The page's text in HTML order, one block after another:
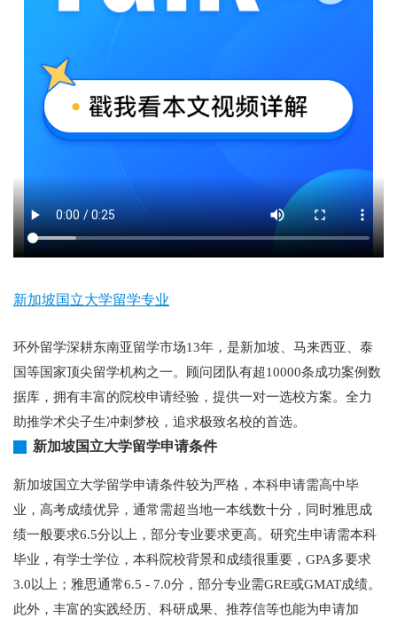
新加坡国立大学留学专业
环外留学深耕东南亚留学市场13年，是新加坡、马来西亚、泰
国等国家顶尖留学机构之一。顾问团队有超10000条成功案例数
据库，拥有丰富的院校申请经验，提供一对一选校方案。全力
助推学术尖子生冲刺梦校，追求极致名校的首选。
新加坡国立大学留学申请条件
新加坡国立大学留学申请条件较为严格，本科申请需高中毕
业，高考成绩优异，通常需超当地一本线数十分，同时雅思成
绩一般要求6.5分以上，部分专业要求更高。研究生申请需本科
毕业，有学士学位，本科院校背景和成绩很重要，GPA多要求
3.0以上；雅思通常6.5 - 7.0分，部分专业需GRE或GMAT成绩。
此外，丰富的实践经历、科研成果、推荐信等也能为申请加